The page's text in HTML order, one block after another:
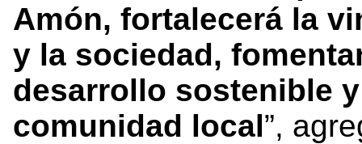
Amón, fortalecerá la
y la sociedad,
desarrollo sostenible
comunidad local”,